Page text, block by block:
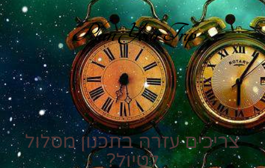
Plan Your Trip
צריכים עזרה בתכנון מסלול
לטיול?